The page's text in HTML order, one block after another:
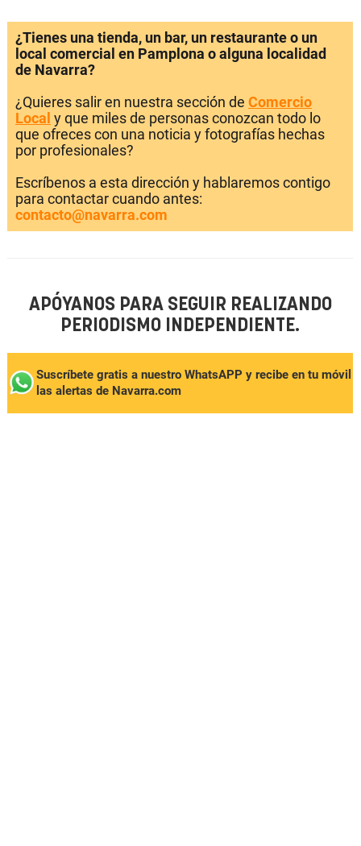
¿Tienes una tienda, un bar, un restaurante o un
local comercial en Pamplona o alguna localidad
de Navarra?
¿Quieres salir en nuestra sección de Comercio
Local y que miles de personas conozcan todo lo
que ofreces con una noticia y fotografías hechas
por profesionales?
Escríbenos a esta dirección y hablaremos contigo
para contactar cuando antes:
contacto@navarra.com
APÓYANOS PARA SEGUIR REALIZANDO
PERIODISMO INDEPENDIENTE.
Suscríbete gratis a nuestro WhatsAPP y recibe en tu móvil
las alertas de Navarra.com